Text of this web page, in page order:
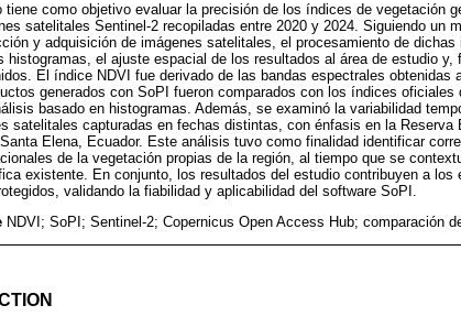
como objetivo evaluar la precisión de los índices de vegetación
satelitales Sentinel-2 recopiladas entre 2020 y 2024. Siguiendo un
y adquisición de imágenes satelitales, el procesamiento de
histogramas, el ajuste espacial de los resultados al área de estudio
El índice NDVI fue derivado de las bandas espectrales obtenidas
generados con SoPI fueron comparados con los índices oficiales
basado en histogramas. Además, se examinó la variabilidad
satelitales capturadas en fechas distintas, con énfasis en la Reserva
Elena, Ecuador. Este análisis tuvo como finalidad identificar
de la vegetación propias de la región, al tiempo que se
existente. En conjunto, los resultados del estudio contribuyen a
validando la fiabilidad y aplicabilidad del software SoPI.
NDVI; SoPI; Sentinel-2; Copernicus Open Access Hub; comparación